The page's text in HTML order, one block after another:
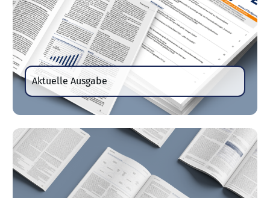
Aktuelle Ausgabe